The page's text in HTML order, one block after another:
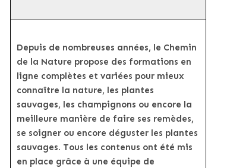
Depuis de nombreuses années, le Chemin
de la Nature propose des formations en
ligne complètes et variées pour mieux
connaître la nature, les plantes
sauvages, les champignons ou encore la
meilleure manière de faire ses remèdes,
se soigner ou encore déguster les plantes
sauvages. Tous les contenus ont été mis
en place grâce à une équipe de